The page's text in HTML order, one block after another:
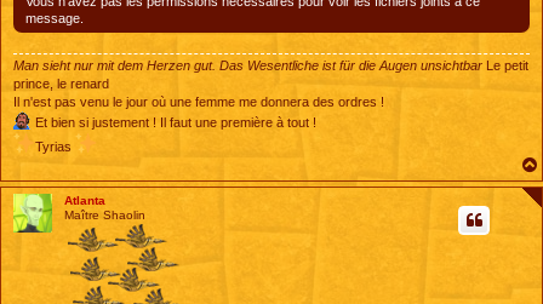
message.
Man sieht nur mit dem Herzen gut. Das Wesentliche ist für die Augen unsichtbar Le petit
prince, le renard
Il n'est pas venu le jour où une femme me donnera des ordres !
Et bien si justement ! Il faut une première à tout !
Tyrias
Atlanta
Maître Shaolin